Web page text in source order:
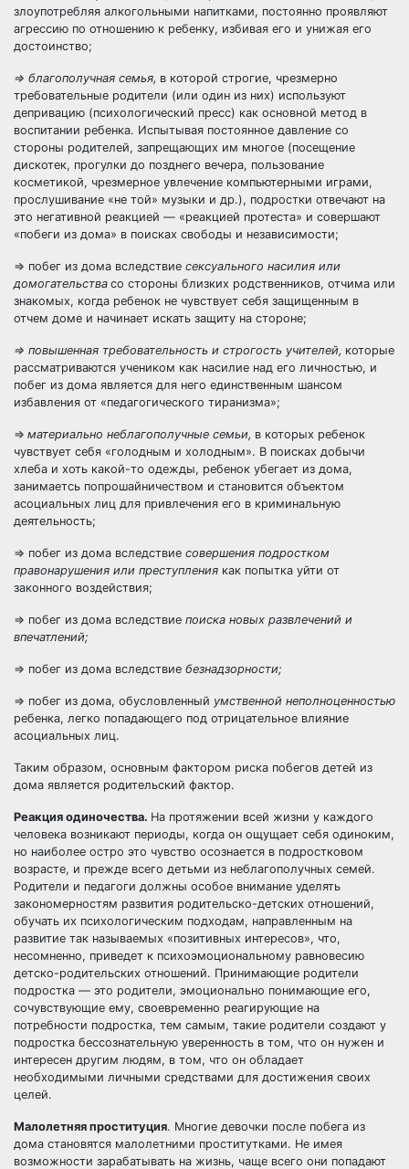
злоупотребляя алкогольными напитками, постоянно проявляют
агрессию по отношению к ребенку, избивая его и унижая его
достоинство;
=> благополучная семья, в которой строгие, чрезмерно
требовательные родители (или один из них) используют
депривацию (психологический пресс) как основной метод в
воспитании ребенка. Испытывая постоянное давление со
стороны родителей, запрещающих им многое (посещение
дискотек, прогулки до позднего вечера, пользование
косметикой, чрезмерное увлечение компьютерными играми,
прослушивание «не той» музыки и др.), подростки отвечают на
это негативной реакцией — «реакцией протеста» и совершают
«побеги из дома» в поисках свободы и независимости;
=> побег из дома вследствие сексуального насилия или
домогательства со стороны близких родственников, отчима или
знакомых, когда ребенок не чувствует себя защищенным в
отчем доме и начинает искать защиту на стороне;
=> повышенная требовательность и строгость учителей, которые
рассматриваются учеником как насилие над его личностью, и
побег из дома является для него единственным шансом
избавления от «педагогического тиранизма»;
=> материально неблагополучные семьи, в которых ребенок
чувствует себя «голодным и холодным». В поисках добычи
хлеба и хоть какой-то одежды, ребенок убегает из дома,
занимаетсь попрошайничеством и становится объектом
асоциальных лиц для привлечения его в криминальную
деятельность;
=> побег из дома вследствие совершения подростком
правонарушения или преступления как попытка уйти от
законного воздействия;
=> побег из дома вследствие поиска новых развлечений и
впечатлений;
=> побег из дома вследствие безнадзорности;
=> побег из дома, обусловленный умственной неполноценностью
ребенка, легко попадающего под отрицательное влияние
асоциальных лиц.
Таким образом, основным фактором риска побегов детей из
дома является родительский фактор.
Реакция одиночества. На протяжении всей жизни у каждого
человека возникают периоды, когда он ощущает себя одиноким,
но наиболее остро это чувство осознается в подростковом
возрасте, и прежде всего детьми из неблагополучных семей.
Родители и педагоги должны особое внимание уделять
закономерностям развития родительско-детских отношений,
обучать их психологическим подходам, направленным на
развитие так называемых «позитивных интересов», что,
несомненно, приведет к психоэмоциональному равновесию
детско-родительских отношений. Принимающие родители
подростка — это родители, эмоционально понимающие его,
сочувствующие ему, своевременно реагирующие на
потребности подростка, тем самым, такие родители создают у
подростка бессознательную уверенность в том, что он нужен и
интересен другим людям, в том, что он обладает
необходимыми личными средствами для достижения своих
целей.
Малолетняя проституция. Многие девочки после побега из
дома становятся малолетними проститутками. Не имея
возможности зарабатывать на жизнь, чаще всего они попадают